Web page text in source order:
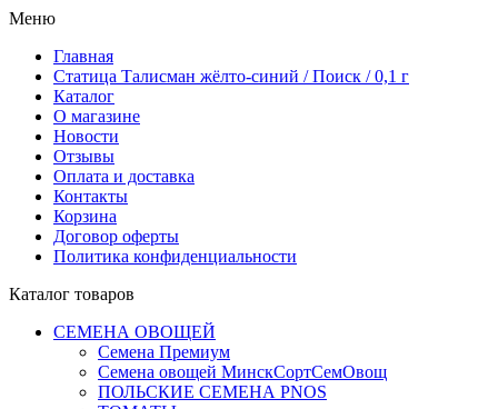
Меню
Главная
Статица Талисман жёлто-синий / Поиск / 0,1 г
Каталог
О магазине
Новости
Отзывы
Оплата и доставка
Контакты
Корзина
Договор оферты
Политика конфиденциальности
Каталог товаров
СЕМЕНА ОВОЩЕЙ
Семена Премиум
Семена овощей МинскСортСемОвощ
ПОЛЬСКИЕ СЕМЕНА PNOS